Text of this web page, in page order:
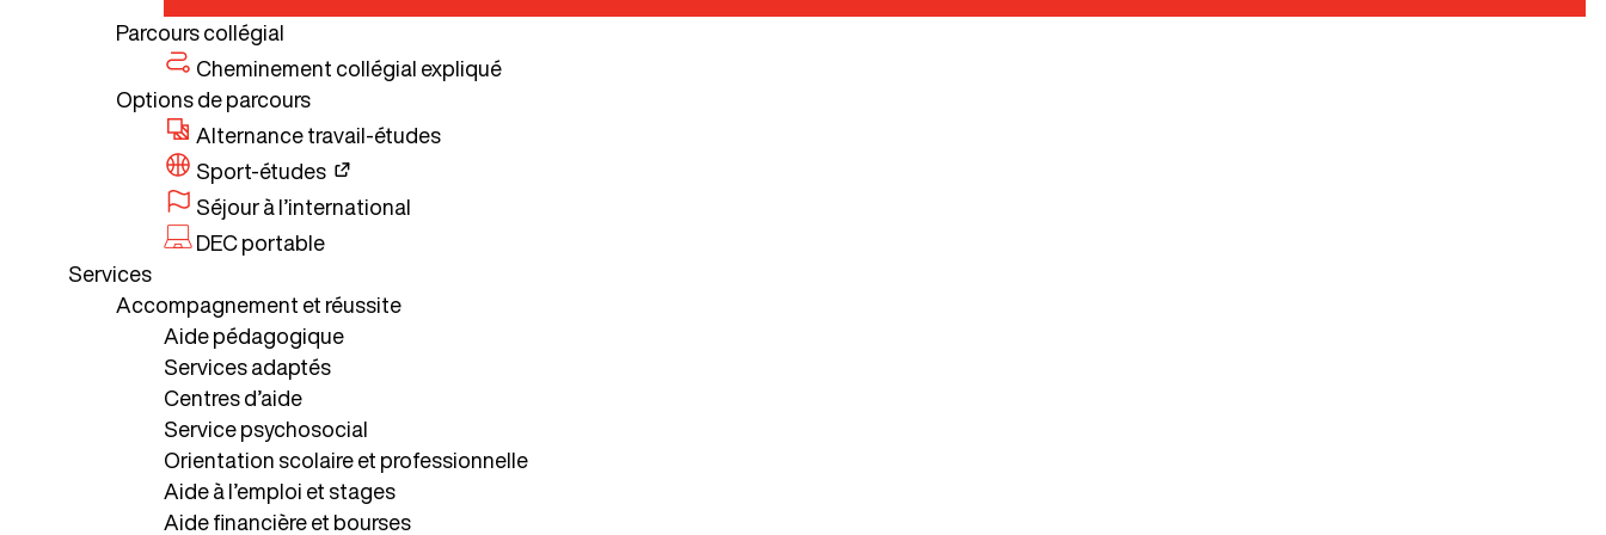
Parcours collégial
Cheminement collégial expliqué
Options de parcours
Alternance travail-études
Sport-études
Séjour à l’international
DEC portable
Services
Accompagnement et réussite
Aide pédagogique
Services adaptés
Centres d’aide
Service psychosocial
Orientation scolaire et professionnelle
Aide à l’emploi et stages
Aide financière et bourses